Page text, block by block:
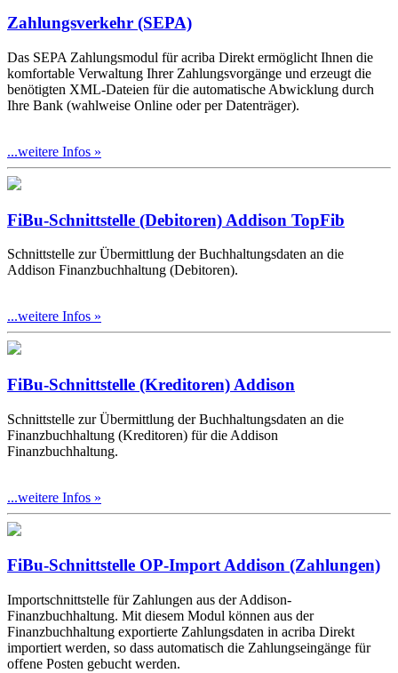
Zahlungsverkehr (SEPA)
Das SEPA Zahlungsmodul für acriba Direkt ermöglicht Ihnen die
komfortable Verwaltung Ihrer Zahlungsvorgänge und erzeugt die
benötigten XML-Dateien für die automatische Abwicklung durch
Ihre Bank (wahlweise Online oder per Datenträger).
...weitere Infos »
FiBu-Schnittstelle (Debitoren) Addison TopFib
Schnittstelle zur Übermittlung der Buchhaltungsdaten an die
Addison Finanzbuchhaltung (Debitoren).
...weitere Infos »
FiBu-Schnittstelle (Kreditoren) Addison
Schnittstelle zur Übermittlung der Buchhaltungsdaten an die
Finanzbuchhaltung (Kreditoren) für die Addison
Finanzbuchhaltung.
...weitere Infos »
FiBu-Schnittstelle OP-Import Addison (Zahlungen)
Importschnittstelle für Zahlungen aus der Addison-
Finanzbuchhaltung. Mit diesem Modul können aus der
Finanzbuchhaltung exportierte Zahlungsdaten in acriba Direkt
importiert werden, so dass automatisch die Zahlungseingänge für
offene Posten gebucht werden.